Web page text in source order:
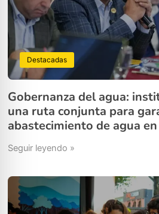
Destacadas
Gobernanza del agua:
una ruta conjunta para
abastecimiento de agua
Seguir leyendo »